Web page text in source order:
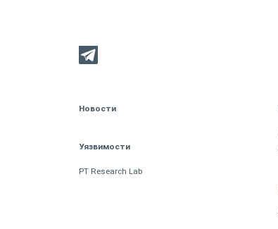
Новости
Уязвимости
PT Research Lab